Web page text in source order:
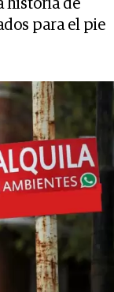
historia de
para el pie